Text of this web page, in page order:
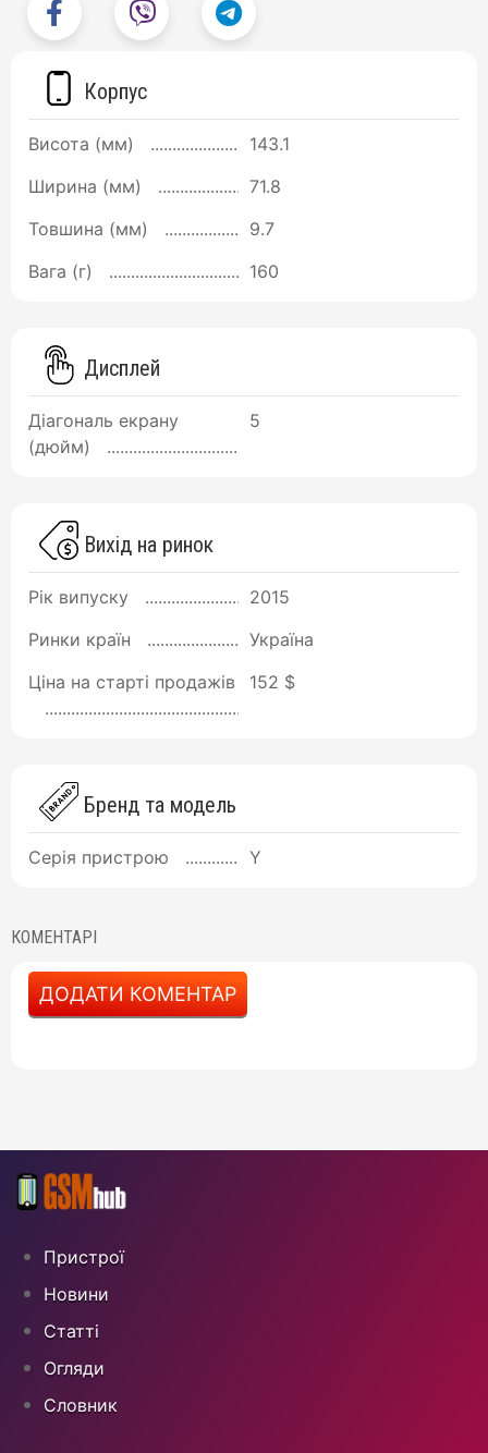
Корпус
Висота (мм)
143.1
Ширина (мм)
71.8
Товшина (мм)
9.7
Вага (г)
160
Дисплей
Діагональ екрану
(дюйм)
5
Вихід на ринок
Рік випуску
2015
Ринки країн
Україна
Ціна на старті продажів
152 $
Бренд та модель
Серія пристрою Y
КОМЕНТАРІ
ДОДАТИ КОМЕНТАР
Пристрої
Новини
Статті
Огляди
Cловник